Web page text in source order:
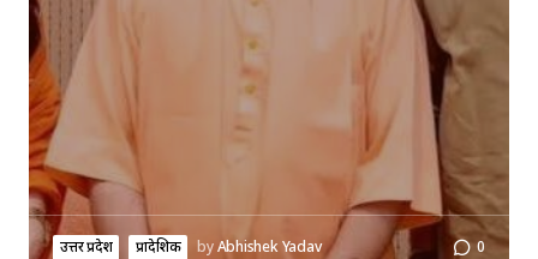
उत्तर प्रदेश प्रादेशिक byAbhishek Yadav 0